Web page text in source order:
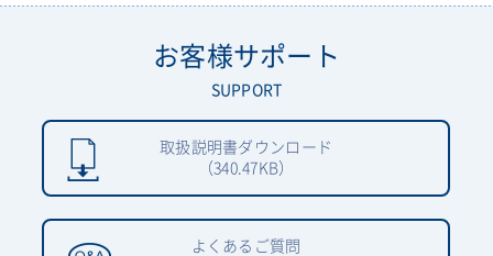
お客様サポート
SUPPORT
取扱説明書ダウンロード
（340.47KB）
よくあるご質問